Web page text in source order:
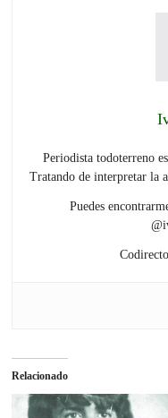
Periodista todoterreno
Tratando de interpretar la
Puedes
Relacionado